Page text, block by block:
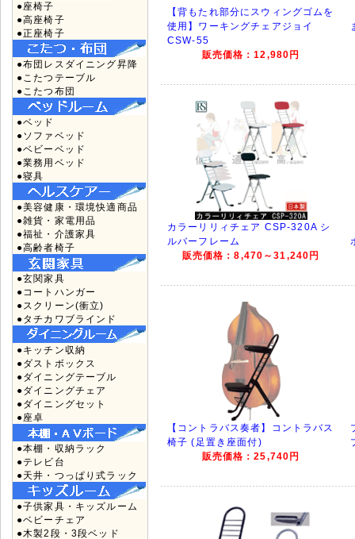
●座椅子
●高座椅子
●正座椅子
●布団レスダイニング昇降
●こたつテーブル
●こたつ布団
●ベッド
●ソファベッド
●ベビーベッド
●業務用ベッド
●寝具
●美容健康・環境快適商品
●雑貨・家電用品
●福祉・介護家具
●高齢者椅子
●玄関家具
●コートハンガー
●スクリーン(衝立)
●タチカワブラインド
●キッチン収納
●ダストボックス
●ダイニングテーブル
●ダイニングチェア
●ダイニングセット
●座卓
●本棚・収納ラック
●テレビ台
●天井・つっぱり式ラック
●子供家具・キッズルーム
●ベビーチェア
●木製2段・3段ベッド
【背もたれ部分にスウィングゴムを
使用】ワーキングチェアジョイ
CSW-55
販売価格：12,980円
カラーリリィチェア CSP-320A シ
ルバーフレーム
販売価格：8,470～31,240円
【コントラバス奏者】コントラバス
椅子 (足置き座面付)
販売価格：25,740円